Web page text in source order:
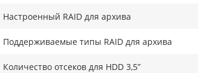
Настроенный RAID для архива
Поддерживаемые типы RAID для архива
Количество отсеков для HDD 3,5”